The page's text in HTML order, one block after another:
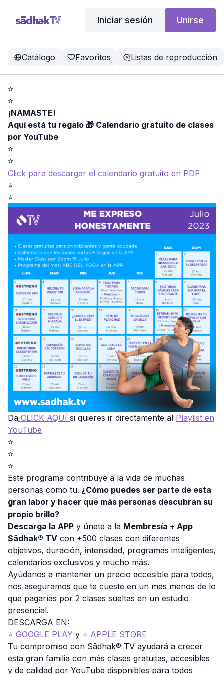
Iniciar sesión Unirse
Catálogo Favoritos Listas de reproducción
⭐️
⭐️
¡NAMASTE!
Aquí está tu regalo 🎁 Calendario gratuito de clases
por YouTube
⭐️
⭐️
Click para descargar el calendario gratuito en PDF
⭐️
⭐️
Da CLICK AQUÍ si quieres ir directamente al Playlist en
YouTube
⭐️
⭐️
⭐️
Este programa contribuye a la vida de muchas
personas como tu. ¿Cómo puedes ser parte de esta
gran labor y hacer que más personas descubran su
propio brillo?
Descarga la APP y únete a la Membresía + App
Sādhak® TV con +500 clases con diferentes
objetivos, duración, intensidad, programas inteligentes,
calendarios exclusivos y mucho más.
Ayúdanos a mantener un precio accesible para todos,
nos aseguramos que te cueste en un mes menos de lo
que pagarías por 2 clases sueltas en un estudio
presencial.
DESCARGA EN:
⭐️ GOOGLE PLAY y ⭐️ APPLE STORE
Tu compromiso con Sādhak® TV ayudará a crecer
esta gran familia con más clases gratuitas, accesibles
y de calidad por YouTube disponibles para todos